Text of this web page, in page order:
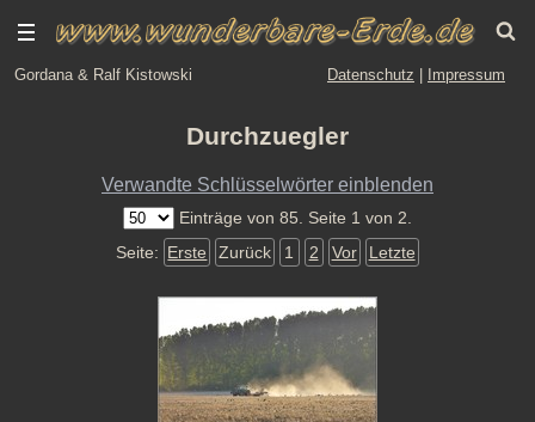
Gordana & Ralf Kistowski Datenschutz Impressum
Durchzuegler
Verwandte Schlüsselwörter einblenden
Einträge von 85. Seite 1 von 2.
Seite: Erste Zurück 1 2 Vor Letzte